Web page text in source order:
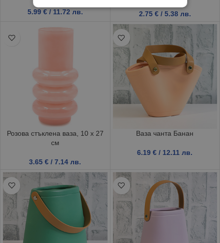
5.99 € / 11.72 лв. 2.75 € / 5.38 лв.
Розова стъклена ваза, 10 х 27
см
3.65€ / 7.14 лв.
Ваза чанта Банан
6.19€ / 12.11 лв.